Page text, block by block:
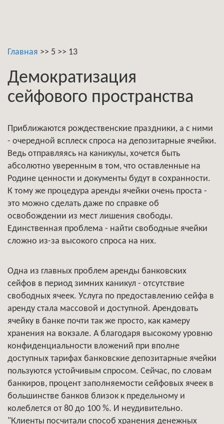
Главная >> 5 >> 13
Демократизация
сейфового пространства
Приближаются рождественские праздники, а с ними
- очередной всплеск спроса на депозитарные ячейки.
Ведь отправляясь на каникулы, хочется быть
абсолютно уверенным в том, что оставленные на
Родине ценности и документы будут в сохранности.
К тому же процедура аренды ячейки очень проста -
это можно сделать даже по справке об
освобождении из мест лишения свободы.
Единственная проблема - найти свободные ячейки
сложно из-за высокого спроса на них.
Одна из главных проблем аренды банковских
сейфов в период зимних каникул - отсутствие
свободных ячеек. Услуга по предоставлению сейфа в
аренду стала массовой и доступной. Арендовать
ячейку в банке почти так же просто, как камеру
хранения на вокзале. А благодаря высокому уровню
конфиденциальности вложений при вполне
доступных тарифах банковские депозитарные ячейки
пользуются устойчивым спросом. Сейчас, по словам
банкиров, процент заполняемости сейфовых ячеек в
большинстве банков близок к предельному и
колеблется от 80 до 100 %. И неудивительно.
"Клиенты посчитали способ хранения денежных